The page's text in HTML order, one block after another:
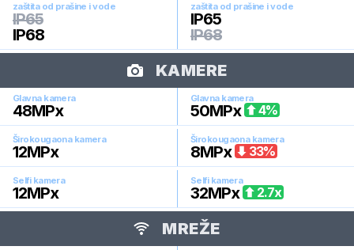
zaštita od prašine i vode
IP65
IP68
zaštita od prašine i vode
IP65
IP68
KAMERE
Glavna kamera
48MPx
Glavna kamera
50MPx 4%
Širokougaona kamera
12MPx
Širokougaona kamera
8MPx 33%
Selfi kamera
12MPx
Selfi kamera
32MPx 2.7x
MREŽE